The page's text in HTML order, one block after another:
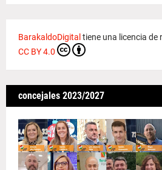
BarakaldoDigital tiene una licencia de
CC BY 4.0
concejales 2023/2027